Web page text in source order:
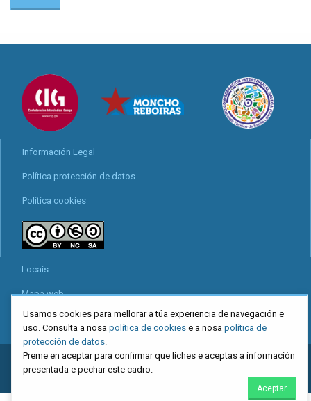
Información Legal
Política protección de datos
Política cookies
Locais
Mapa web
2026CIG . Confederación Intersindical Galega - Miguel Ferro Caaveiro
10, Santiago de Compostela
Usamos cookies para mellorar a túa experiencia de navegación e
uso. Consulta a nosa política de cookies e a nosa política de
protección de datos
Preme en aceptar para confirmar que liches e aceptas a información
presentada e pechar este cadro.
Aceptar